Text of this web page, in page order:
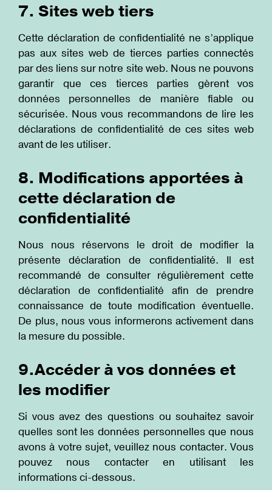
7. Sites web tiers
Cette déclaration de confidentialité ne s’applique
pas aux sites web de tierces parties connectés
par des liens sur notre site web. Nous ne pouvons
garantir que ces tierces parties gèrent vos
données personnelles de manière fiable ou
sécurisée. Nous vous recommandons de lire les
déclarations de confidentialité de ces sites web
avant de les utiliser.
8. Modifications apportées à
cette déclaration de
confidentialité
Nous nous réservons le droit de modifier la
présente déclaration de confidentialité. Il est
recommandé de consulter régulièrement cette
déclaration de confidentialité afin de prendre
connaissance de toute modification éventuelle.
De plus, nous vous informerons activement dans
la mesure du possible.
9.Accéder à vos données et
les modifier
Si vous avez des questions ou souhaitez savoir
quelles sont les données personnelles que nous
avons à votre sujet, veuillez nous contacter. Vous
pouvez nous contacter en utilisant les
informations ci-dessous.